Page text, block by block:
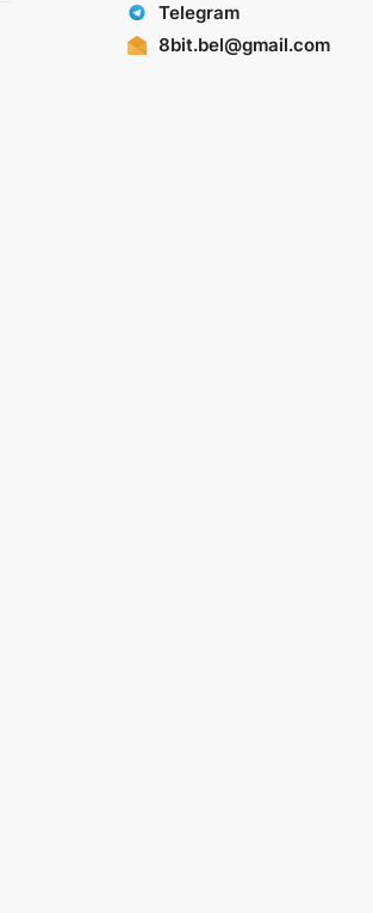
Telegram
8bit.bel@gmail.com